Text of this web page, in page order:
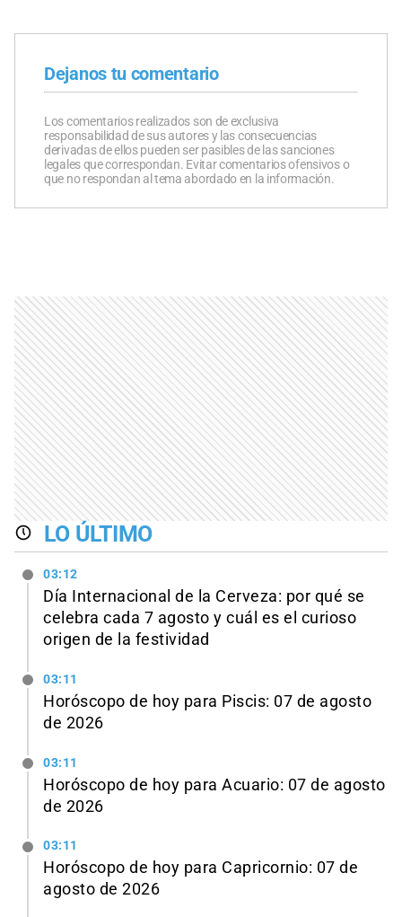
Dejanos tu comentario
Los comentarios realizados son de exclusiva
responsabilidad de sus autores y las consecuencias
derivadas de ellos pueden ser pasibles de las sanciones
legales que correspondan. Evitar comentarios ofensivos o
que no respondan al tema abordado en la información.
LO ÚLTIMO
03:12
Día Internacional de la Cerveza: por qué se
celebra cada 7 agosto y cuál es el curioso
origen de la festividad
03:11
Horóscopo de hoy para Piscis: 07 de agosto
de 2026
03:11
Horóscopo de hoy para Acuario: 07 de agosto
de 2026
03:11
Horóscopo de hoy para Capricornio: 07 de
agosto de 2026